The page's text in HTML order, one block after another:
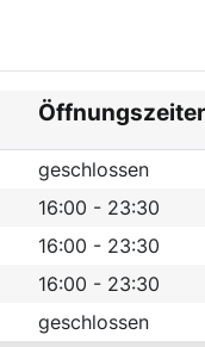
geschlossen
16:00 - 23:30
16:00 - 23:30
16:00 - 23:30
geschlossen